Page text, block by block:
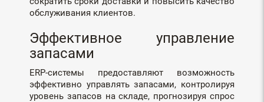
обслуживания клиентов.
Эффективное управление
запасами
ERP-системы предоставляют возможность
эффективно управлять запасами, контролируя
уровень запасов на складе, прогнозируя спрос